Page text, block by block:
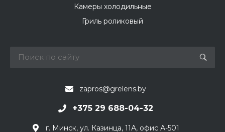
Камеры холодильные
Гриль роликовый
zapros@grelens.by
+375 29 688-04-32
г. Минск, ул. Казинца, 11А, офис А-501